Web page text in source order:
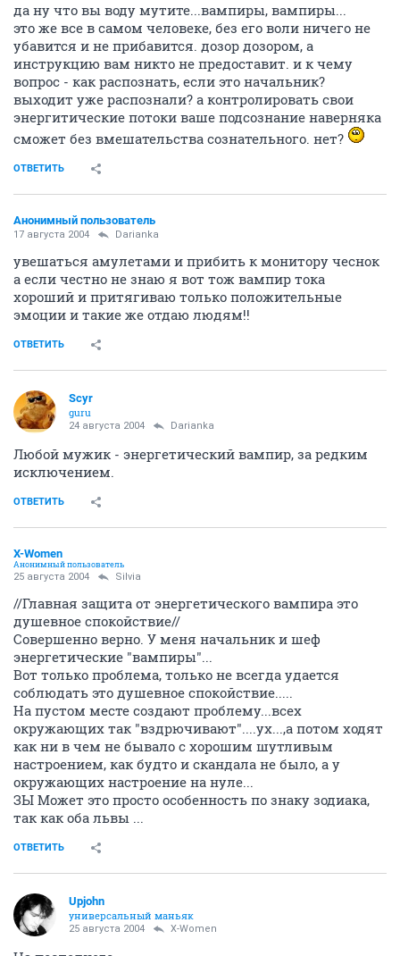
да ну что вы воду мутите...вампиры, вампиры...
это же все в самом человеке, без его воли ничего не
убавится и не прибавится. дозор дозором, а
инструкцию вам никто не предоставит. и к чему
вопрос - как распознать, если это начальник?
выходит уже распознали? а контролировать свои
энергитические потоки ваше подсознание наверняка
сможет без вмешательства сознательного. нет?
ОТВЕТИТЬ
Анонимный пользователь
17 августа 2004 Darianka
увешаться амулетами и прибить к монитору чеснок
а если честно не знаю я вот тож вампир тока
хороший и притягиваю только положительные
эмоции и такие же отдаю людям!!
ОТВЕТИТЬ
Scyr
guru
24 августа 2004 Darianka
Любой мужик - энергетический вампир, за редким
исключением.
ОТВЕТИТЬ
X-Women
Анонимный пользователь
25 августа 2004 Silvia
//Главная защита от энергетического вампира это
душевное спокойствие//
Совершенно верно. У меня начальник и шеф
энергетические "вампиры"...
Вот только проблема, только не всегда удается
соблюдать это душевное спокойствие.....
На пустом месте создают проблему...всех
окружающих так "вздрючивают"....ух...,а потом ходят
как ни в чем не бывало с хорошим шутливым
настроением, как будто и скандала не было, а у
окружающих настроение на нуле...
ЗЫ Может это просто особенность по знаку зодиака,
так как оба львы ...
ОТВЕТИТЬ
Upjohn
универсальный маньяк
25 августа 2004 X-Women